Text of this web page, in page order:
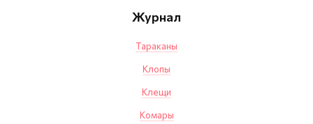
Журнал
Тараканы
Клопы
Клещи
Комары